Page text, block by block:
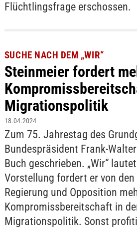
Flüchtlingsfrage erschossen.
SUCHE NACH DEM „WIR“
Steinmeier fordert
Migrationspolitik
18.04.2024
Zum 75. Jahrestag des
Bundespräsident Frank-
Buch geschrieben. „Wir“
Vorstellung fordert er von
Regierung und Opposition
Kompromissbereitschaft in
Migrationspolitik. Sonst